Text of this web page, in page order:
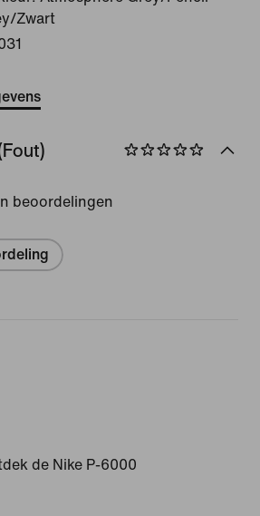
Zwart
beoordelingen
de Nike P-6000